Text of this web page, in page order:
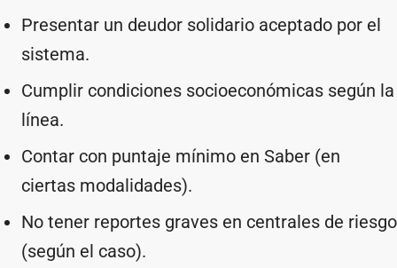
Presentar un deudor solidario aceptado por el
sistema.
Cumplir condiciones socioeconómicas según la
línea.
Contar con puntaje mínimo en Saber (en
ciertas modalidades).
No tener reportes graves en centrales de riesgo
(según el caso).